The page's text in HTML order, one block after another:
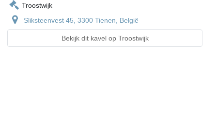
Troostwijk
Sliksteenvest 45, 3300 Tienen, België
Bekijk dit kavel op Troostwijk